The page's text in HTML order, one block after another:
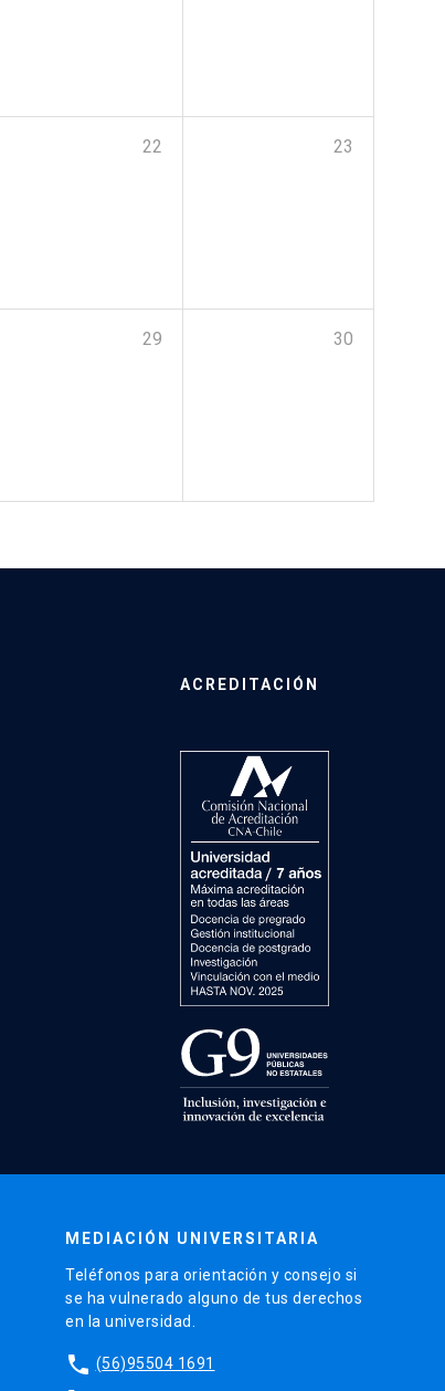
22 23
29 30
ACREDITACIÓN
MEDIACIÓN UNIVERSITARIA
Teléfonos para orientación y consejo si
se ha vulnerado alguno de tus derechos
en la universidad.
phone (56)95504 1691